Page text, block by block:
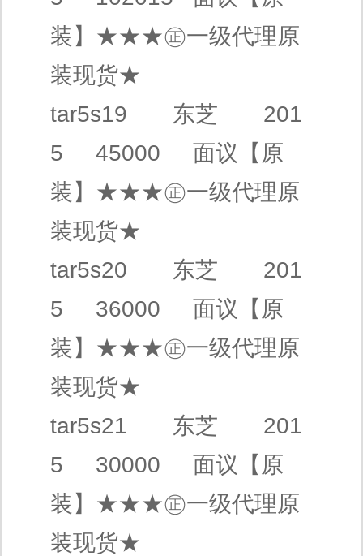
装】 ★★★㊣一级代理原
装现货★
tar5s19 东芝 201
5 45000 面议 【原
装】 ★★★㊣一级代理原
装现货★
tar5s20 东芝 201
5 36000 面议 【原
装】 ★★★㊣一级代理原
装现货★
tar5s21 东芝 201
5 30000 面议 【原
装】 ★★★㊣一级代理原
装现货★